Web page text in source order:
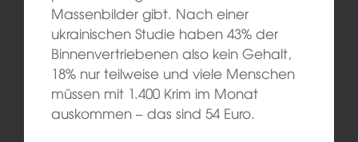
Massenbilder gibt. Nach einer
ukrainischen Studie haben 43% der
Binnenvertriebenen also kein Gehalt,
18% nur teilweise und viele Menschen
müssen mit 1.400 Krim im Monat
auskommen – das sind 54 Euro.